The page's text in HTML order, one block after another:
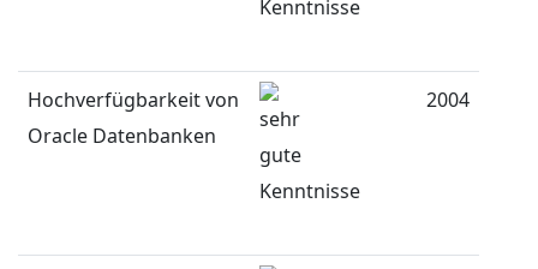
Hochverfügbarkeit von
Oracle Datenbanken
2004